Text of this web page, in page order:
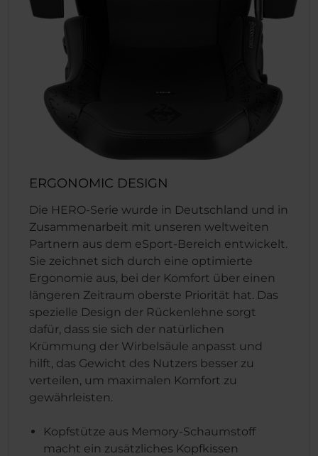
ERGONOMIC DESIGN
Die HERO-Serie wurde in Deutschland und in
Zusammenarbeit mit unseren weltweiten
Partnern aus dem eSport-Bereich entwickelt.
Sie zeichnet sich durch eine optimierte
Ergonomie aus, bei der Komfort über einen
längeren Zeitraum oberste Priorität hat. Das
spezielle Design der Rückenlehne sorgt
dafür, dass sie sich der natürlichen
Krümmung der Wirbelsäule anpasst und
hilft, das Gewicht des Nutzers besser zu
verteilen, um maximalen Komfort zu
gewährleisten.
Kopfstütze aus Memory-Schaumstoff
macht ein zusätzliches Kopfkissen